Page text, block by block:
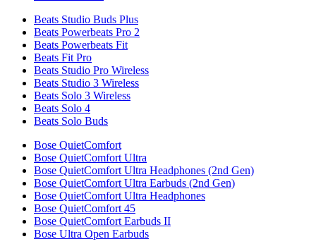
Beats Studio Buds Plus
Beats Powerbeats Pro 2
Beats Powerbeats Fit
Beats Fit Pro
Beats Studio Pro Wireless
Beats Studio 3 Wireless
Beats Solo 3 Wireless
Beats Solo 4
Beats Solo Buds
Bose QuietComfort
Bose QuietComfort Ultra
Bose QuietComfort Ultra Headphones (2nd Gen)
Bose QuietComfort Ultra Earbuds (2nd Gen)
Bose QuietComfort Ultra Headphones
Bose QuietComfort 45
Bose QuietComfort Earbuds II
Bose Ultra Open Earbuds